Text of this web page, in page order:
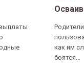
как им
боятся...